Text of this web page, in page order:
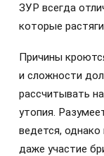
ЗУР всегда
которые
Причины
и сложности
рассчитывать
утопия.
ведется,
даже участие